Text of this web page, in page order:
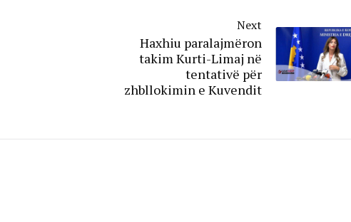
Next
Haxhiu paralajmëron
takim Kurti-Limaj në
tentativë për
zhbllokimin e Kuvendit